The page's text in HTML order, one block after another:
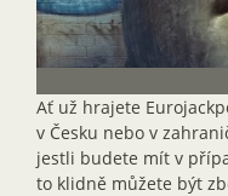
Ať už hrajete
v Česku nebo v
jestli budete mít v
to klidně můžete být